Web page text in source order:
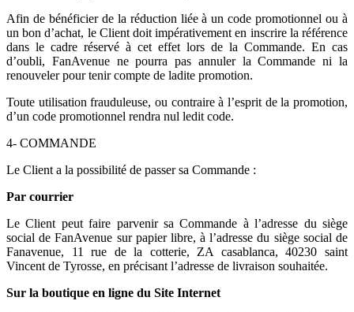
Afin de bénéficier de la réduction liée à un code promotionnel ou à
un bon d’achat, le Client doit impérativement en inscrire la référence
dans le cadre réservé à cet effet lors de la Commande. En cas
d’oubli, FanAvenue ne pourra pas annuler la Commande ni la
renouveler pour tenir compte de ladite promotion.
Toute utilisation frauduleuse, ou contraire à l’esprit de la promotion,
d’un code promotionnel rendra nul ledit code.
4- COMMANDE
Le Client a la possibilité de passer sa Commande :
Par courrier
Le Client peut faire parvenir sa Commande à l’adresse du siège
social de FanAvenue sur papier libre, à l’adresse du siège social de
Fanavenue, 11 rue de la cotterie, ZA casablanca, 40230 saint
Vincent de Tyrosse, en précisant l’adresse de livraison souhaitée.
Sur la boutique en ligne du Site Internet